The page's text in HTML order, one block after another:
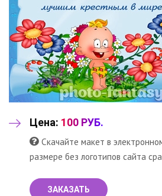
Цена: 100 РУБ.
Скачайте макет в
размере без логотипов сайта
ЗАКАЗАТЬ